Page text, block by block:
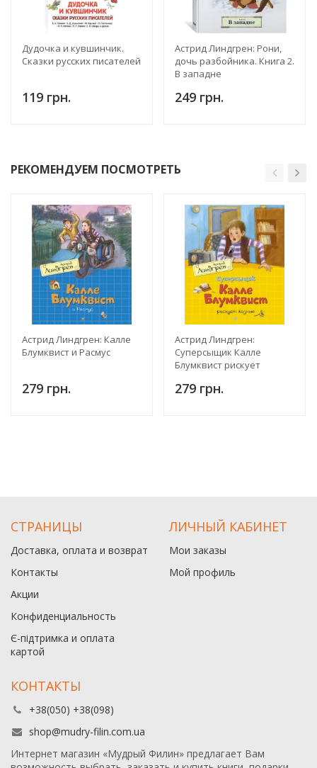
Дудочка и кувшинчик.
Сказки русских писателей
119 грн.
Астрид Линдгрен: Рони,
дочь разбойника. Книга 2.
В западне
249 грн.
РЕКОМЕНДУЕМ ПОСМОТРЕТЬ
Астрид Линдгрен: Калле
Блумквист и Расмус
279 грн.
Астрид Линдгрен:
Суперсыщик Калле
Блумквист рискует
279 грн.
СТРАНИЦЫ
Доставка, оплата и возврат
Контакты
Акции
Конфиденциальность
Є-підтримка и оплата
картой
ЛИЧНЫЙ КАБИНЕТ
Мои заказы
Мой профиль
КОНТАКТЫ
+38(050) +38(098)
shop@mudry-filin.com.ua
Интернет магазин «Мудрый Филин» предлагает Вам